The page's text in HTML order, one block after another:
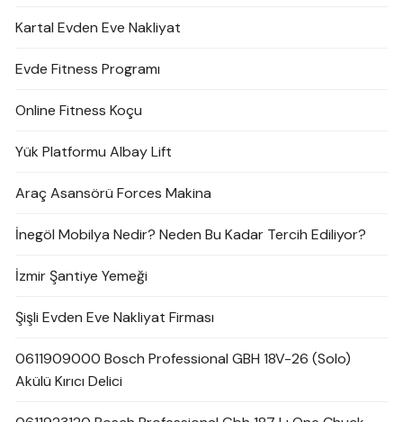
Kartal Evden Eve Nakliyat
Evde Fitness Programı
Online Fitness Koçu
Yük Platformu Albay Lift
Araç Asansörü Forces Makina
İnegöl Mobilya Nedir? Neden Bu Kadar Tercih Ediliyor?
İzmir Şantiye Yemeği
Şişli Evden Eve Nakliyat Firması
0611909000 Bosch Professional GBH 18V-26 (Solo)
Akülü Kırıcı Delici